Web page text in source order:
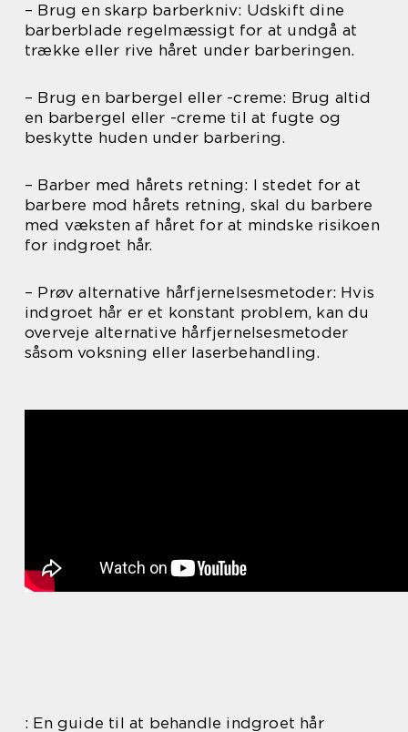
– Brug en skarp barberkniv: Udskift dine
barberblade regelmæssigt for at undgå at
trække eller rive håret under barberingen.
– Brug en barbergel eller -creme: Brug altid
en barbergel eller -creme til at fugte og
beskytte huden under barbering.
– Barber med hårets retning: I stedet for at
barbere mod hårets retning, skal du barbere
med væksten af håret for at mindske risikoen
for indgroet hår.
– Prøv alternative hårfjernelsesmetoder: Hvis
indgroet hår er et konstant problem, kan du
overveje alternative hårfjernelsesmetoder
såsom voksning eller laserbehandling.
: En guide til at behandle indgroet hår